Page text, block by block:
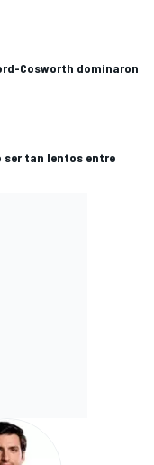
Cosworth dominaron
ser tan lentos entre